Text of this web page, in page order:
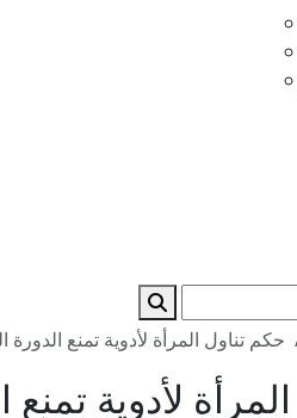
حكم تناول المرأة لأدوية تمنع
لأدوية